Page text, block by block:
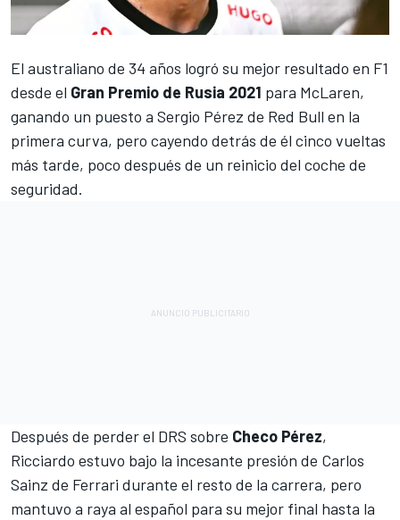
El australiano de 34 años logró su mejor resultado en F1
desde el Gran Premio de Rusia 2021 para McLaren,
ganando un puesto a Sergio Pérez de Red Bull en la
primera curva, pero cayendo detrás de él cinco vueltas
más tarde, poco después de un reinicio del coche de
seguridad.
Después de perder el DRS sobre Checo Pérez,
Ricciardo estuvo bajo la incesante presión de Carlos
Sainz de Ferrari durante el resto de la carrera, pero
mantuvo a raya al español para su mejor final hasta la